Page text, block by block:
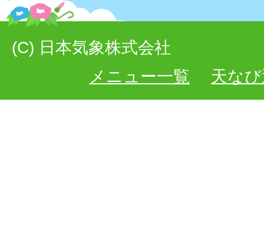
(C) 日本気象株式会社
メニュー一覧
天な